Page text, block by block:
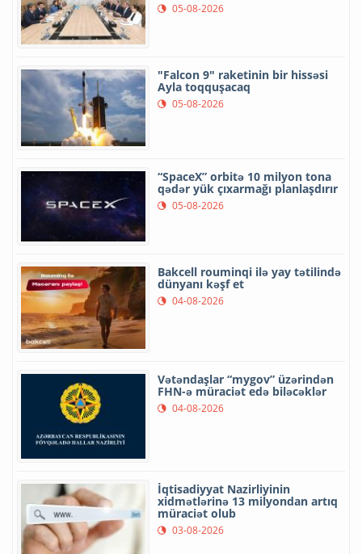
05-08-2026
"Falcon 9" raketinin bir hissəsi
Ayla toqquşacaq
05-08-2026
“SpaceX” orbitə 10 milyon tona
qədər yük çıxarmağı planlaşdırır
05-08-2026
Bakcell rouminqi ilə yay tətilində
dünyanı kəşf et
04-08-2026
Vətəndaşlar “mygov” üzərindən
FHN-ə müraciət edə biləcəklər
04-08-2026
İqtisadiyyat Nazirliyinin
xidmətlərinə 13 milyondan artıq
müraciət olub
03-08-2026